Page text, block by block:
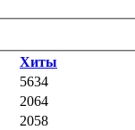
Хиты
5634
2064
2058